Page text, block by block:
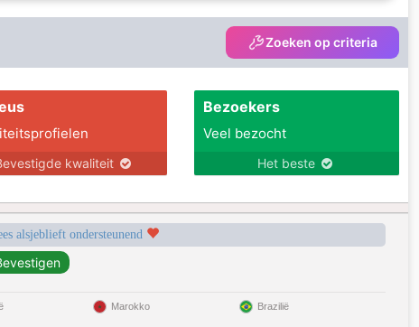
Zoeken op criteria
kwaliteit
Bezoekers
Veel bezocht
Het beste
alsjeblieft ondersteunend
Marokko Brazilië